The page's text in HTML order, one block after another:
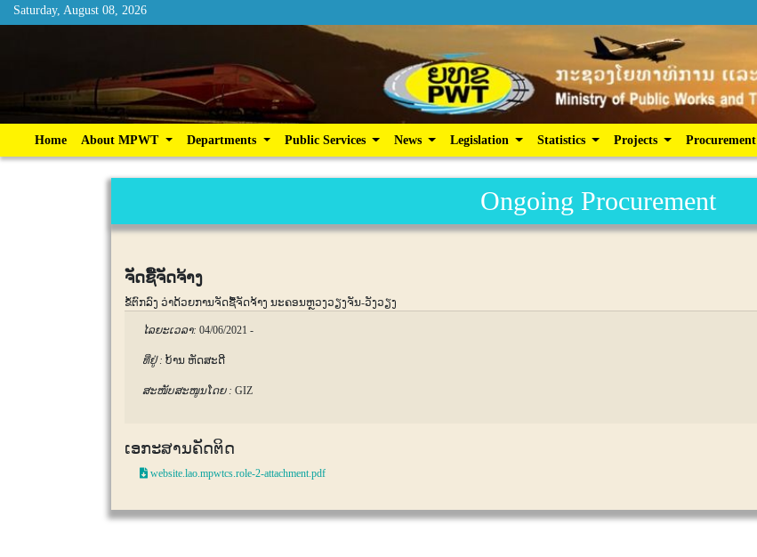
Saturday, August 08, 2026
Home About MPWT Departments Public Services News Legislation Statistics Projects
Saturday, August 08, 2026
Home About MPWT Departments Public Services News Legislation Statistics Projects Procurement
Ongoing Procurement
ຈັດຊື້ຈັດຈ້າງ
ຂໍ້ຕົກລົງ ວ່າດ້ວຍການຈັດຊື້ຈັດຈ້າງ ນະຄອນຫຼວງວຽງຈັນ-ວັງວຽງ
ໄລຍະເວລາ: 04/06/2021 -
ທີ່ຢູ່ : ບ້ານ ຫັດສະດີ
ສະໜັບສະໜູນໂດຍ : GIZ
ເອກະສານຄັດຕິດ
website.lao.mpwtcs.role-2-attachment.pdf